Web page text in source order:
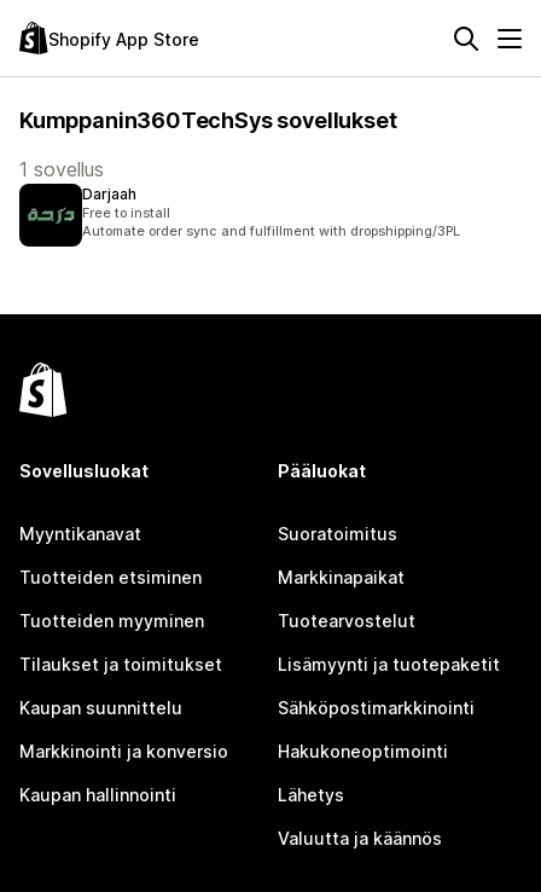
Shopify App Store
Kumppanin360TechSys sovellukset
1 sovellus
Darjaah
Free to install
Automate order sync and fulfillment with dropshipping/3PL
Sovellusluokat
Myyntikanavat
Tuotteiden etsiminen
Tuotteiden myyminen
Tilaukset ja toimitukset
Kaupan suunnittelu
Markkinointi ja konversio
Kaupan hallinnointi
Pääluokat
Suoratoimitus
Markkinapaikat
Tuotearvostelut
Lisämyynti ja tuotepaketit
Sähköpostimarkkinointi
Hakukoneoptimointi
Lähetys
Valuutta ja käännös